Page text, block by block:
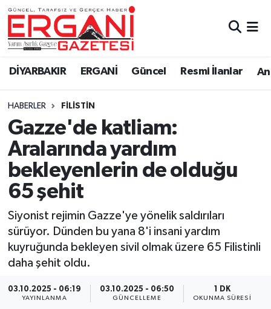
DİYARBAKIR ERGANİ Güncel Resmi İlanlar
HABERLER FILISTIN
Gazze'de katliam:
Aralarında yardım
bekleyenlerin de olduğu
65 şehit
Siyonist rejimin Gazze'ye yönelik saldırıları
sürüyor. Dünden bu yana 8'i insani yardım
kuyruğunda bekleyen sivil olmak üzere 65 Filistinli
daha şehit oldu.
03.10.2025 - 06:19
YAYINLANMA
03.10.2025 - 06:50
GÜNCELLEME
1 DK
OKUNMA SÜRESI
DİYARBAKIR
BİSMİL
BAĞLAR
ERGANİ
Güncel
Eği̇ti̇m
Resmi İlanlar
Sağlık
Si̇yaset
Spor
Yaşam
Ergani Nöbetçi Eczaneler
Ergani Hava Durumu
Ergani Trafik Yoğunluk Haritası
Süper Lig Puan Durumu ve Fikstür
Tüm Manşetler
Son Dakika Haberleri
Haber Arşivi